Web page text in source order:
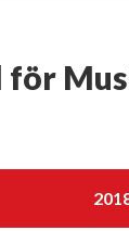
för